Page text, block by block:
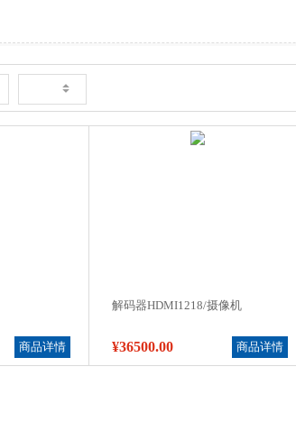
商品详情
解码器HDMI1218/摄像机
¥36500.00 商品详情